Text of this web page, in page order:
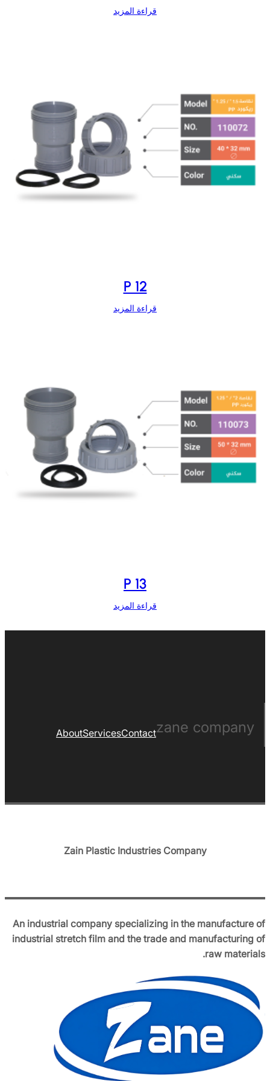
قراءة المزيد
P 12
قراءة المزيد
P 13
قراءة المزيد
zane company
Contact
Services
About
Zain Plastic Industries Company
An industrial company specializing in the manufacture of
industrial stretch film and the trade and manufacturing of
raw materials.